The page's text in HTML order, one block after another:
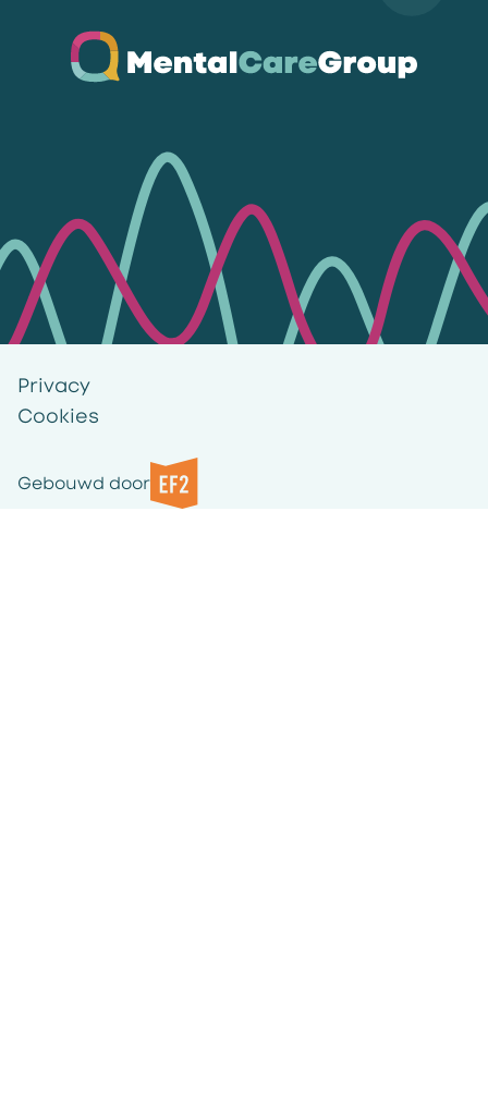
Privacy
Cookies
Gebouwd door